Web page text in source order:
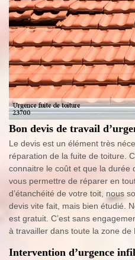
Bon devis de travail
Le devis est un élément très
réparation de la fuite de toiture.
connaitre le coût et que la durée
vous permettre de réparer en
d’étanchéité de votre toit, nous
devis vite fait, mais bien étudié.
est gratuit. C’est sans
à travailler dans toute la zone de
Intervention d’urgence